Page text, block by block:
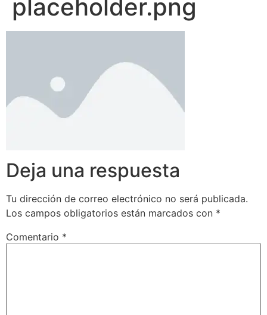
placeholder.png
Deja una respuesta
Tu dirección de correo electrónico no será publicada.
Los campos obligatorios están marcados con *
Comentario *